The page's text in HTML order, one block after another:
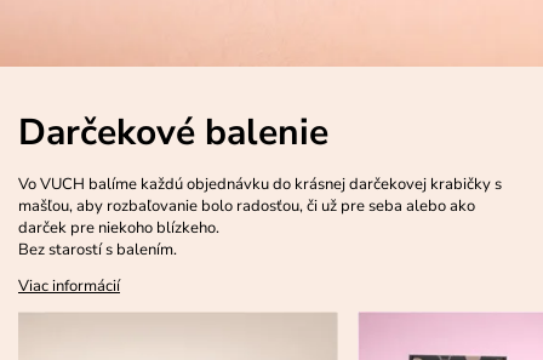
Darčekové balenie
Vo VUCH balíme každú objednávku do krásnej darčekovej krabičky s
mašľou, aby rozbaľovanie bolo radosťou, či už pre seba alebo ako
darček pre niekoho blízkeho.
Bez starostí s balením.
Viac informácií